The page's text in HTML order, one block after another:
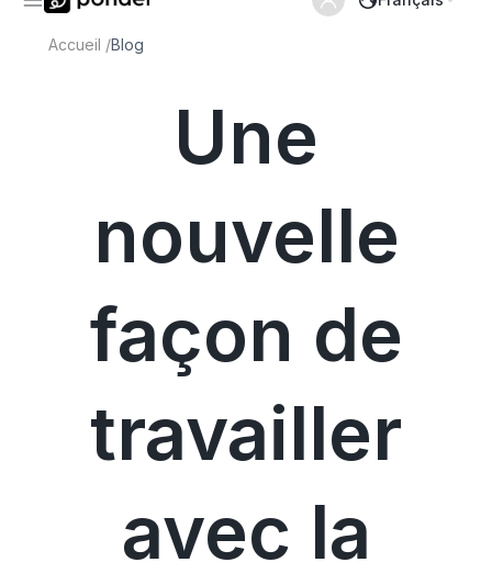
Accueil /Blog
Une
nouvelle
façon de
travailler
avec la